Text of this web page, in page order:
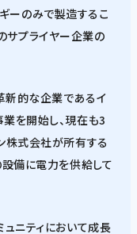
ーのみで製造するこ
プライヤー企業の
新的な企業であるイ
を開始し、現在も3
株式会社が所有する
設備に電力を供給して
ュニティにおいて成長